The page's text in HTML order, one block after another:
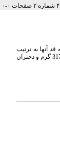
۰
نوزادان همدان به ترتیب 3117 و 3200 گرم و میانگین و میانه قد آنها به ترتیب
03/48 و 48 سانتیمتر بود. آزمونهای آماری نشان داد که میانگین قد و وزن پسر از میانگین قد و وزن نوزادان دختر بیشتر است. میانگین قد و وزن پسران به ترتیب 4/48 سانتیمتر و 3170 گرم و دختران